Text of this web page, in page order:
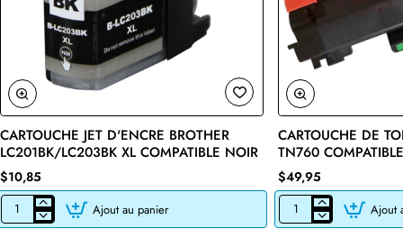
🔥 Bestseller
CARTOUCHE JET D'ENCRE BROTHER
LC201BK/LC203BK XL COMPATIBLE NOIR
$10,85
CARTOUCHE
JET
Ajout au panier
CARTOUCHE DE
TN760
$49,95
CARTOUCHE
DE
Ajout